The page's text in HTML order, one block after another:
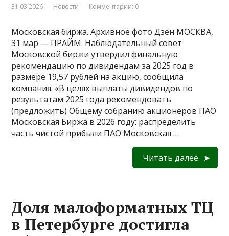
31.03.2026 Новости Комментарии: 0
Московская биржа. Архивное фото Дзен МОСКВА,
31 мар — ПРАЙМ. Наблюдательный совет
Московской биржи утвердил финальную
рекомендацию по дивидендам за 2025 год в
размере 19,57 рублей на акцию, сообщила
компания. «В целях выплаты дивидендов по
результатам 2025 года рекомендовать
(предложить) Общему собранию акционеров ПАО
Московская Биржа в 2026 году: распределить
часть чистой прибыли ПАО Московская …
Читать далее
Доля малоформатных ТЦ
в Петербурге достигла